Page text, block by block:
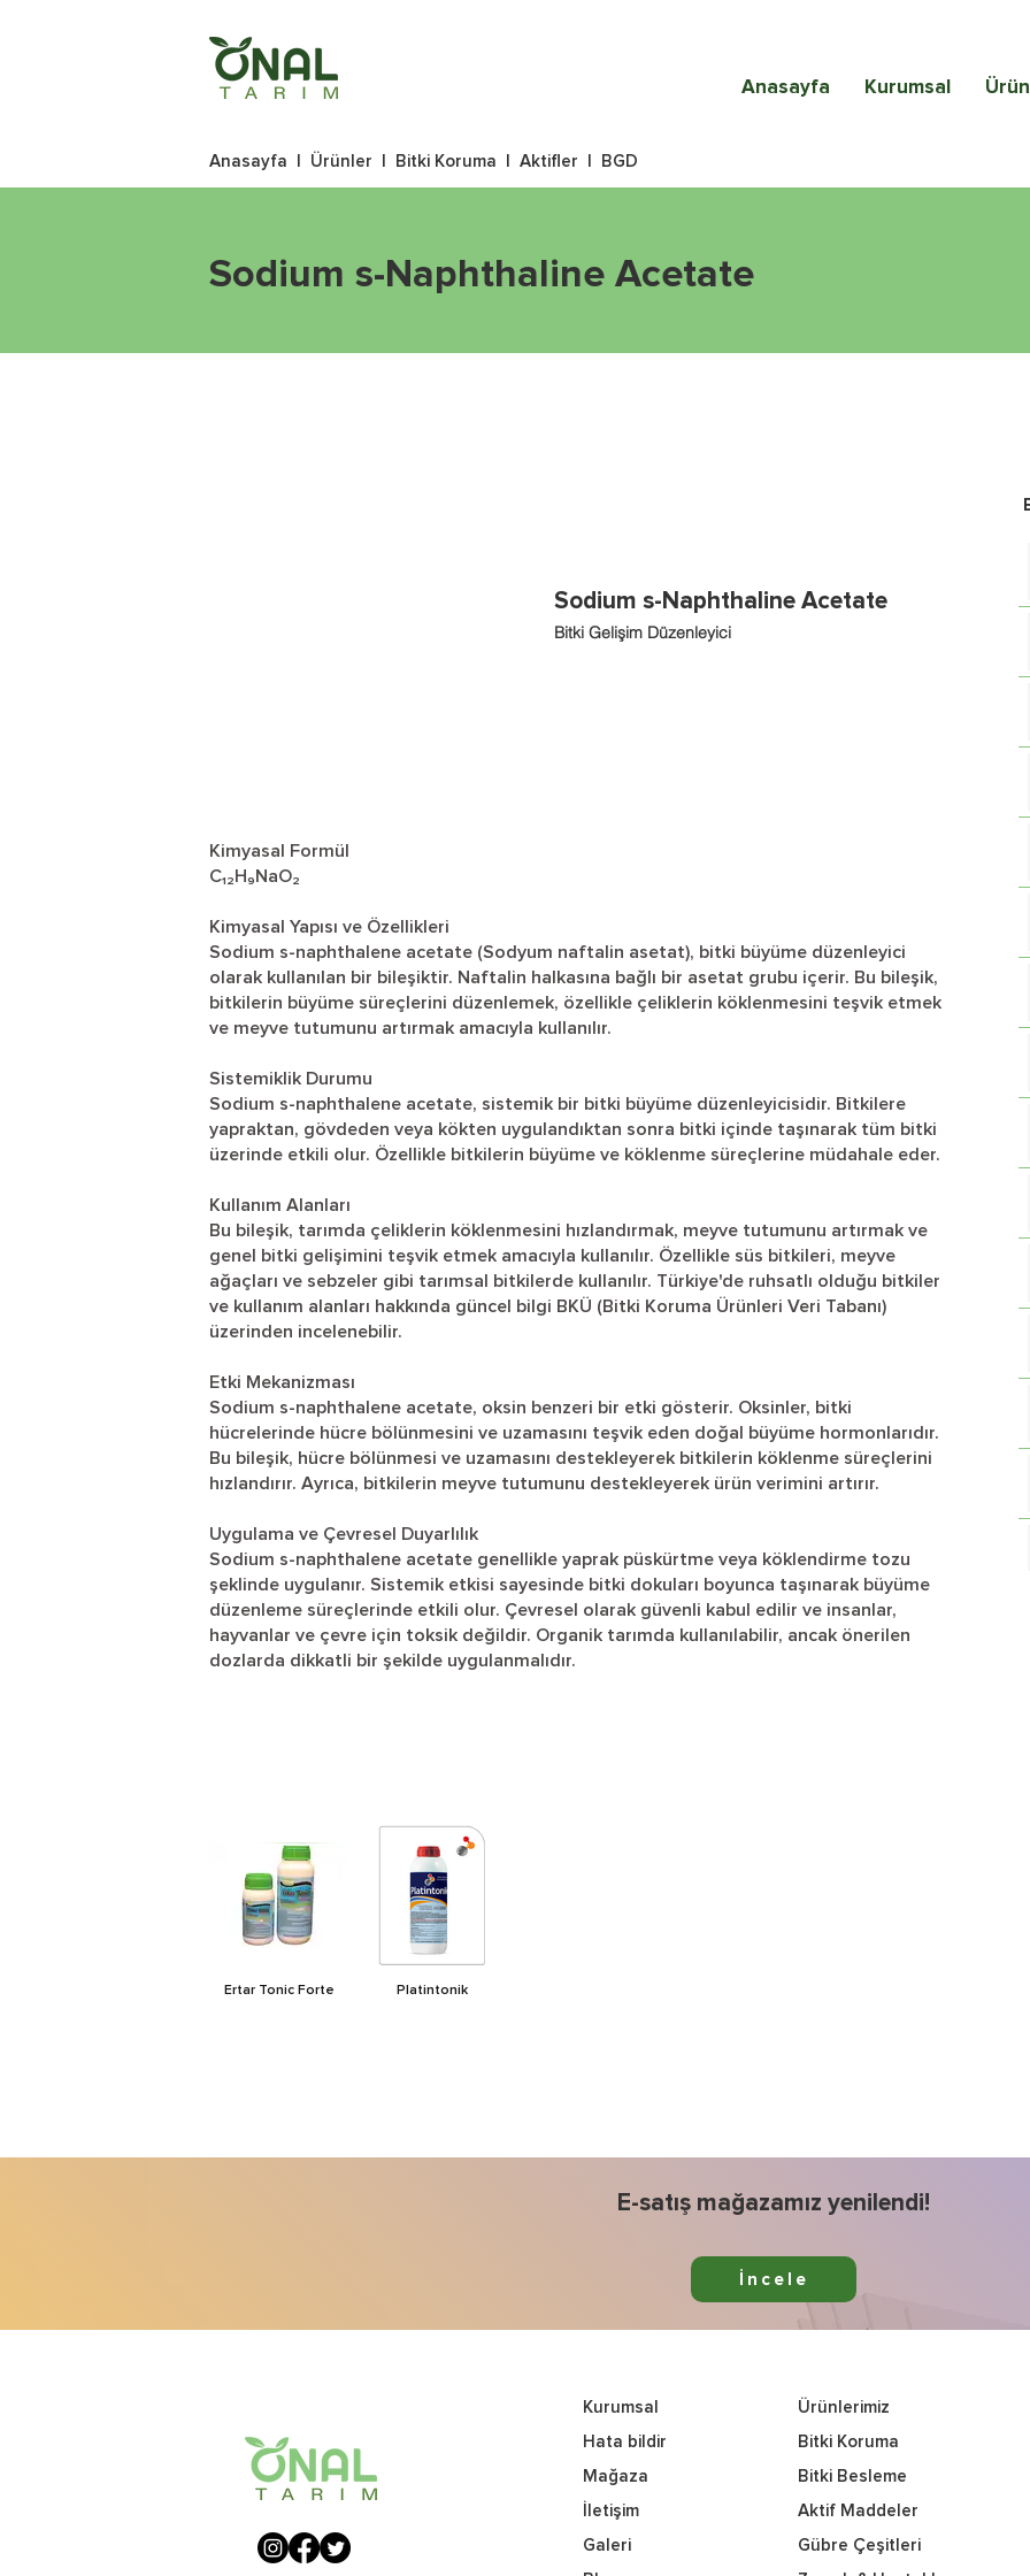
Anasayfa Kurumsal
Anasayfa Ürünler Bitki Koruma Aktifler BGD
Sodium s-Naphthaline Acetate
Sodium s-Naphthaline Acetate
Bitki Gelişim Düzenleyici
Kimyasal Formül
C₁₂H₉NaO₂
Kimyasal Yapısı ve Özellikleri
Sodium s-naphthalene acetate (Sodyum naftalin asetat), bitki büyüme düzenleyici
olarak kullanılan bir bileşiktir. Naftalin halkasına bağlı bir asetat grubu içerir. Bu bileşik,
bitkilerin büyüme süreçlerini düzenlemek, özellikle çeliklerin köklenmesini teşvik etmek
ve meyve tutumunu artırmak amacıyla kullanılır.
Sistemiklik Durumu
Sodium s-naphthalene acetate, sistemik bir bitki büyüme düzenleyicisidir. Bitkilere
yapraktan, gövdeden veya kökten uygulandıktan sonra bitki içinde taşınarak tüm bitki
üzerinde etkili olur. Özellikle bitkilerin büyüme ve köklenme süreçlerine müdahale eder.
Kullanım Alanları
Bu bileşik, tarımda çeliklerin köklenmesini hızlandırmak, meyve tutumunu artırmak ve
genel bitki gelişimini teşvik etmek amacıyla kullanılır. Özellikle süs bitkileri, meyve
ağaçları ve sebzeler gibi tarımsal bitkilerde kullanılır. Türkiye'de ruhsatlı olduğu bitkiler
ve kullanım alanları hakkında güncel bilgi BKÜ (Bitki Koruma Ürünleri Veri Tabanı)
üzerinden incelenebilir.
Etki Mekanizması
Sodium s-naphthalene acetate, oksin benzeri bir etki gösterir. Oksinler, bitki
hücrelerinde hücre bölünmesini ve uzamasını teşvik eden doğal büyüme hormonlarıdır.
Bu bileşik, hücre bölünmesi ve uzamasını destekleyerek bitkilerin köklenme süreçlerini
hızlandırır. Ayrıca, bitkilerin meyve tutumunu destekleyerek ürün verimini artırır.
Uygulama ve Çevresel Duyarlılık
Sodium s-naphthalene acetate genellikle yaprak püskürtme veya köklendirme tozu
şeklinde uygulanır. Sistemik etkisi sayesinde bitki dokuları boyunca taşınarak büyüme
düzenleme süreçlerinde etkili olur. Çevresel olarak güvenli kabul edilir ve insanlar,
hayvanlar ve çevre için toksik değildir. Organik tarımda kullanılabilir, ancak önerilen
dozlarda dikkatli bir şekilde uygulanmalıdır.
Ertar Tonic Forte Platintonik
E-satış mağazamız yenilendi!
İncele
Kurumsal
Hata bildir
Mağaza
İletişim
Galeri
Ürünlerimiz
Bitki Koruma
Bitki Besleme
Aktif Maddeler
Gübre Çeşitleri